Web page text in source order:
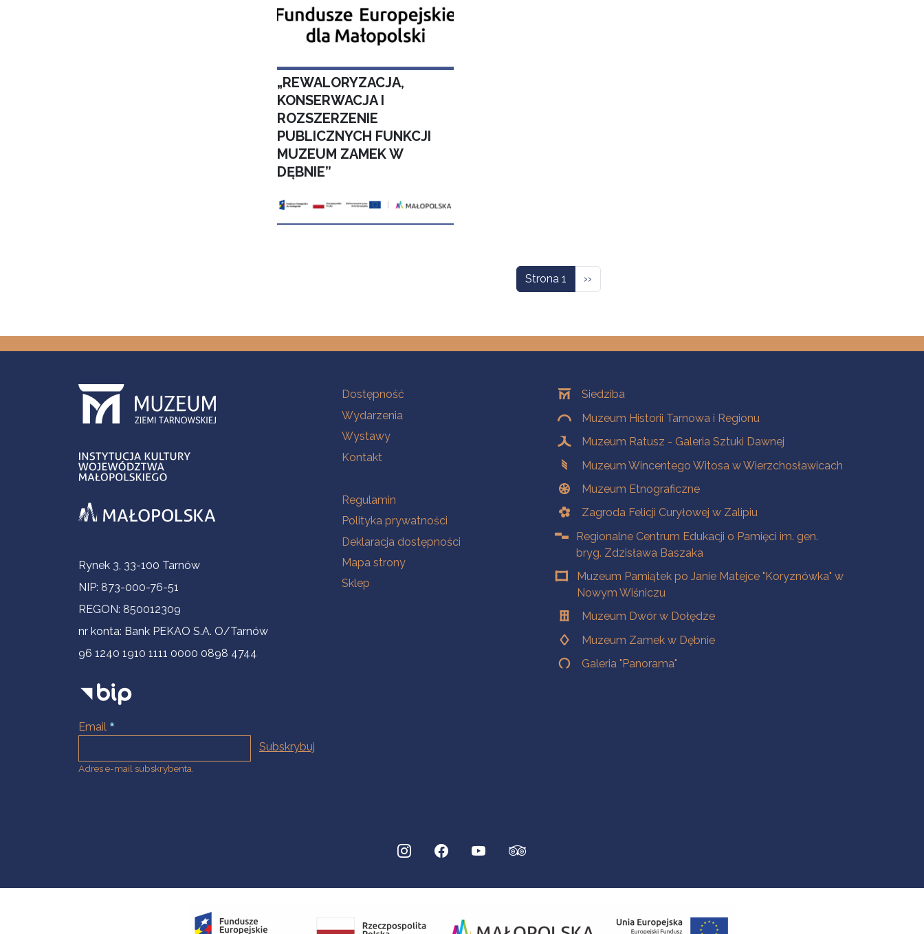
„REWALORYZACJA,
KONSERWACJA I
ROZSZERZENIE
PUBLICZNYCH FUNKCJI
MUZEUM ZAMEK W
DĘBNIE”
Strona 1 Następna strona
››
Informacje kontaktowe
Rynek 3, 33-100 Tarnów
NIP: 873-000-76-51
REGON: 850012309
nr konta: Bank PEKAO S.A. O/Tarnów
96 1240 1910 1111 0000 0898 4744
Email
Adres e-mail subskrybenta.
Na skróty
Dostępność
Wydarzenia
Wystawy
Kontakt
Na skróty
Regulamin
Polityka prywatności
Deklaracja dostępności
Mapa strony
Sklep
OddziałySiedziba
Muzeum Historii Tarnowa i Regionu
Muzeum Ratusz - Galeria Sztuki Dawnej
Muzeum Wincentego Witosa w Wierzchosławicach
Muzeum Etnograficzne
Zagroda Felicji Curyłowej w Zalipiu
Regionalne Centrum Edukacji o Pamięci im. gen.
bryg. Zdzisława Baszaka
Muzeum Pamiątek po Janie Matejce "Koryznówka" w
Nowym Wiśniczu
Muzeum Dwór w Dołędze
Muzeum Zamek w Dębnie
Galeria "Panorama"